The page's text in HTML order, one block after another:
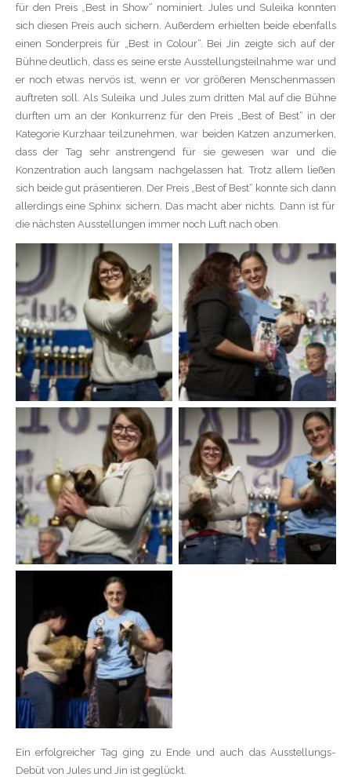
für den Preis „Best in Show“ nominiert. Jules und Suleika konnten
sich diesen Preis auch sichern. Außerdem erhielten beide ebenfalls
einen Sonderpreis für „Best in Colour“. Bei Jin zeigte sich auf der
Bühne deutlich, dass es seine erste Ausstellungsteilnahme war und
er noch etwas nervös ist, wenn er vor größeren Menschenmassen
auftreten soll. Als Suleika und Jules zum dritten Mal auf die Bühne
durften um an der Konkurrenz für den Preis „Best of Best“ in der
Kategorie Kurzhaar teilzunehmen, war beiden Katzen anzumerken,
dass der Tag sehr anstrengend für sie gewesen war und die
Konzentration auch langsam nachgelassen hat. Trotz allem ließen
sich beide gut präsentieren. Der Preis „Best of Best“ konnte sich dann
allerdings eine Sphinx sichern. Das macht aber nichts. Dann ist für
die nächsten Ausstellungen immer noch Luft nach oben.
Ein erfolgreicher Tag ging zu Ende und auch das Ausstellungs-
Debüt von Jules und Jin ist geglückt.